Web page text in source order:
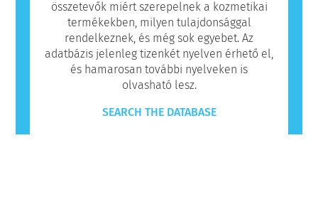
összetevők miért szerepelnek a kozmetikai
termékekben, milyen tulajdonsággal
rendelkeznek, és még sok egyebet. Az
adatbázis jelenleg tizenkét nyelven érhető el,
és hamarosan további nyelveken is
olvasható lesz.
SEARCH THE DATABASE